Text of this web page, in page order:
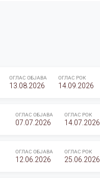
ОГЛАС ОБЈАВА
13.08.2026
ОГЛАС РОК
14.09.2026
ОГЛАС ОБЈАВА
07.07.2026
ОГЛАС РОК
14.07.2026
ОГЛАС ОБЈАВА
12.06.2026
ОГЛАС РОК
25.06.2026